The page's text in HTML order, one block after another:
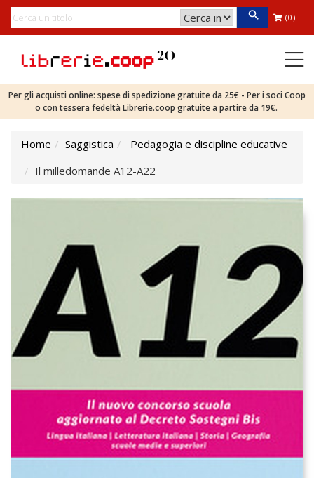
(0)
Per gli acquisti online: spese di spedizione gratuite da 25€ - Per i soci Coop
o con tessera fedeltà Librerie.coop gratuite a partire da 19€.
Home Saggistica
Pedagogia e discipline educative
Il milledomande A12-A22